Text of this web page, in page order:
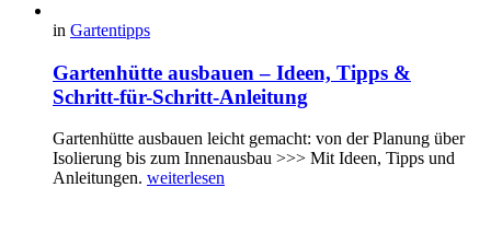
in Gartentipps
Gartenhütte ausbauen – Ideen, Tipps &
Schritt-für-Schritt-Anleitung
Gartenhütte ausbauen leicht gemacht: von der Planung über
Isolierung bis zum Innenausbau >>> Mit Ideen, Tipps und
Anleitungen. weiterlesen